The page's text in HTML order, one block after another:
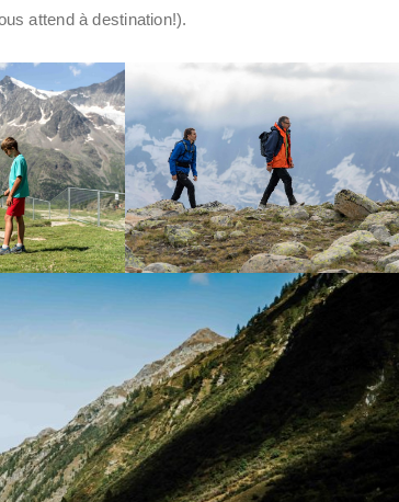
attend à destination!).